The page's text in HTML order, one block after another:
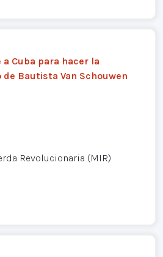
Cuba para hacer la
Bautista Van Schouwen
Revolucionaria (MIR)